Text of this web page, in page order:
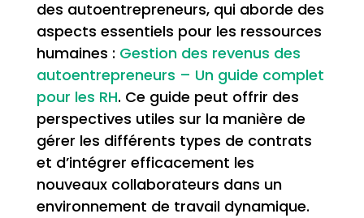
des autoentrepreneurs, qui aborde des
aspects essentiels pour les ressources
humaines : Gestion des revenus des
autoentrepreneurs – Un guide complet
pour les RH. Ce guide peut offrir des
perspectives utiles sur la manière de
gérer les différents types de contrats
et d’intégrer efficacement les
nouveaux collaborateurs dans un
environnement de travail dynamique.